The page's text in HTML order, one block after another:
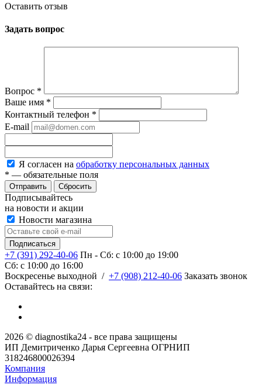
Оставить отзыв
Задать вопрос
Вопрос *
Ваше имя *
Контактный телефон *
E-mail
Я согласен на обработку персональных данных
* — обязательные поля
Сбросить
Подписывайтесь
на новости и акции
Новости магазина
+7 (391) 292-40-06 Пн - Сб: c 10:00 до 19:00
Сб: c 10:00 до 16:00
​Воскресенье выходной / +7 (908) 212-40-06 Заказать звонок
Оставайтесь на связи:
2026 © diagnostika24 - все права защищены
ИП Демитриченко Дарья Сергеевна ОГРНИП
318246800026394
Компания
Информация